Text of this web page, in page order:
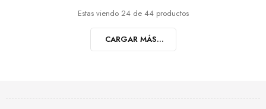
Estas viendo 24 de 44 productos
CARGAR MÁS...